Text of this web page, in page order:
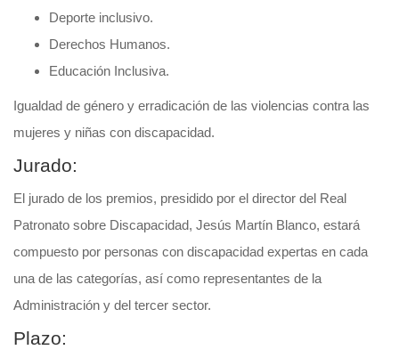
Deporte inclusivo.
Derechos Humanos.
Educación Inclusiva.
Igualdad de género y erradicación de las violencias contra las
mujeres y niñas con discapacidad.
Jurado:
El jurado de los premios, presidido por el director del Real
Patronato sobre Discapacidad, Jesús Martín Blanco, estará
compuesto por personas con discapacidad expertas en cada
una de las categorías, así como representantes de la
Administración y del tercer sector.
Plazo: